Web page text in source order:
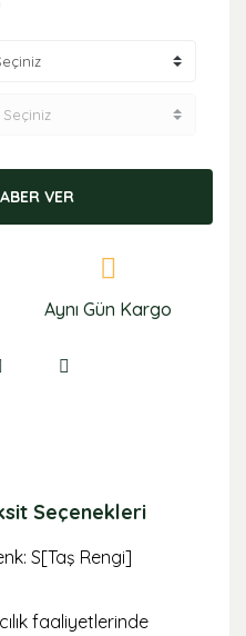
VER
Aynı Gün Kargo
Seçenekleri
S[Taş Rengi]
faaliyetlerinde